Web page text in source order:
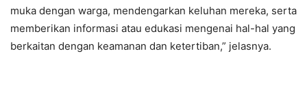
muka dengan warga, mendengarkan keluhan mereka, serta
memberikan informasi atau edukasi mengenai hal-hal yang
berkaitan dengan keamanan dan ketertiban,” jelasnya.